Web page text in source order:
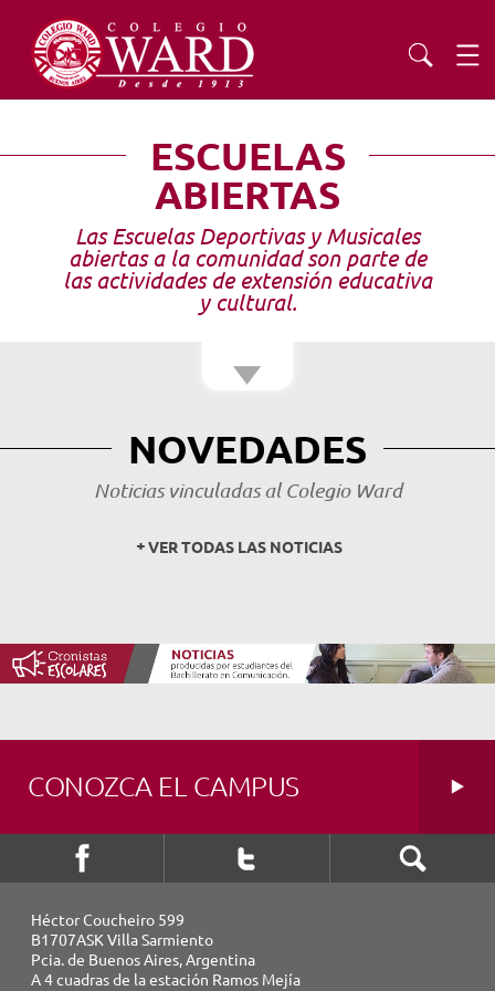
INSTITUCIONAL
EDUCACIÓN
ADMISIONES
AGENDA
NOVEDADES
INTRANET
Institución Cristiana Abierta a la Comunidad
ESCUELAS
ABIERTAS
Las Escuelas Deportivas y Musicales
abiertas a la comunidad son parte de
las actividades de extensión educativa
y cultural.
NOVEDADES
Noticias vinculadas al Colegio Ward
VER TODAS LAS NOTICIAS
CONOZCA EL CAMPUS
Héctor Coucheiro 599
B1707ASK Villa Sarmiento
Pcia. de Buenos Aires, Argentina
A 4 cuadras de la estación Ramos Mejía